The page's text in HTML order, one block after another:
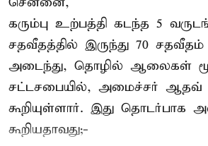
கரும்பு உற்பத்தி கடந்த 5
சதவீதத்தில் இருந்து 70 சதவீதம்
அடைந்து, தொழில் ஆலைகள்
சட்டசபையில், அமைச்சர் ஆதவ்
கூறியுள்ளார். இது தொடர்பாக
கூறியதாவது;-